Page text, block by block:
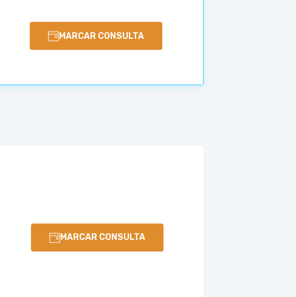
MARCAR CONSULTA
MARCAR CONSULTA